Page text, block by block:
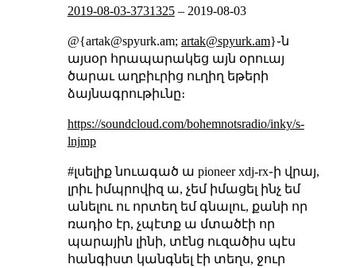
2019-08-03-3731325– 2019-08-03
@{artak@spyurk.am; artak@spyurk.am}֊ն
այսօր հրապարակեց այն օրուայ
ծարաւ աղբիւրից ուղիղ եթերի
ձայնագրութիւնը։
https://soundcloud.com/bohemnotsradio/inky/s-
lnjmp
#լսելիք նուագած ա pioneer xdj-rx֊ի վրայ,
լրիւ իմպրովիզ ա, չեմ իմացել ինչ եմ
անելու ու որտեղ եմ գնալու, քանի որ
ռադիօ էր, չպէտք ա մտածէի որ
պարային լինի, տէնց ուզածիս պէս
հանգիստ կանգնել էի տեղս, ջուր